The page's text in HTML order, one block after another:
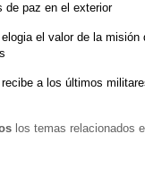
de paz en el exterior
el valor de la
a los últimos
los temas relacionados